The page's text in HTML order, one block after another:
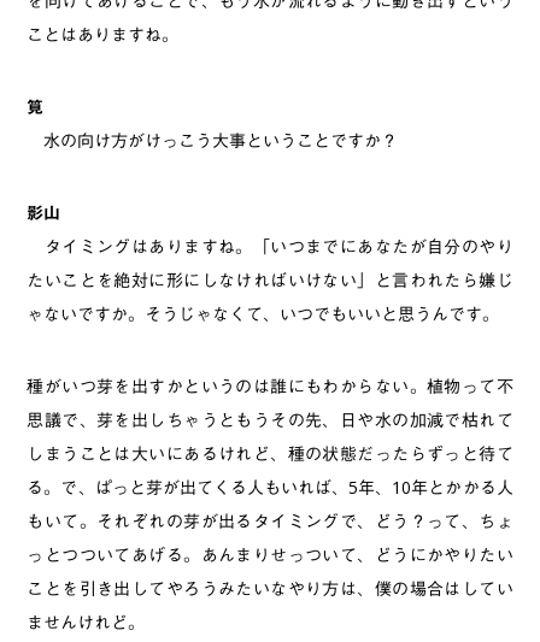
ことはありますね。
筧
水の向け方がけっこう大事ということですか？
影山
タイミングはありますね。「いつまでにあなたが自分のやり
たいことを絶対に形にしなければいけない」と言われたら嫌じ
ゃないですか。そうじゃなくて、いつでもいいと思うんです。
種がいつ芽を出すかというのは誰にもわからない。植物って不
思議で、芽を出しちゃうともうその先、日や水の加減で枯れて
しまうことは大いにあるけれど、種の状態だったらずっと待て
る。で、ぱっと芽が出てくる人もいれば、5年、10年とかかる人
もいて。それぞれの芽が出るタイミングで、どう？って、ちょ
っとつついてあげる。あんまりせっついて、どうにかやりたい
ことを引き出してやろうみたいなやり方は、僕の場合はしてい
ませんけれど。